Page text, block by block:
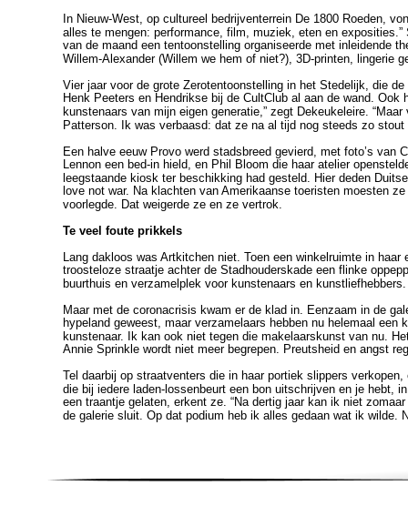
In Nieuw-West, op cultureel bedrijventerrein De 1800 Roeden,
alles te mengen: performance, film, muziek, eten en
van de maand een tentoonstelling organiseerde met inleidende
Willem-Alexander (Willem we hem of niet?), 3D-printen, lingerie
Vier jaar voor de grote Zerotentoonstelling in het Stedelijk, die
Henk Peeters en Hendrikse bij de CultClub al aan de wand.
kunstenaars van mijn eigen generatie,” zegt Dekeukeleire.
Patterson. Ik was verbaasd: dat ze na al tijd nog steeds zo stout
Een halve eeuw Provo werd stadsbreed gevierd, met foto’s
Lennon een bed-in hield, en Phil Bloom die haar atelier
leegstaande kiosk ter beschikking had gesteld. Hier deden
love not war. Na klachten van Amerikaanse toeristen moesten
voorlegde. Dat weigerde ze en ze vertrok.
Te veel foute prikkels
Lang dakloos was Artkitchen niet. Toen een winkelruimte in
troosteloze straatje achter de Stadhouderskade een flinke
buurthuis en verzamelplek voor kunstenaars en kunstliefhebbers.
Maar met de coronacrisis kwam er de klad in. Eenzaam in de
hypeland geweest, maar verzamelaars hebben nu helemaal
kunstenaar. Ik kan ook niet tegen die makelaarskunst van nu.
Annie Sprinkle wordt niet meer begrepen. Preutsheid en angst
Tel daarbij op straatventers die in haar portiek slippers
die bij iedere laden-lossenbeurt een bon uitschrijven en je hebt,
een traantje gelaten, erkent ze. “Na dertig jaar kan ik niet
de galerie sluit. Op dat podium heb ik alles gedaan wat ik wilde.